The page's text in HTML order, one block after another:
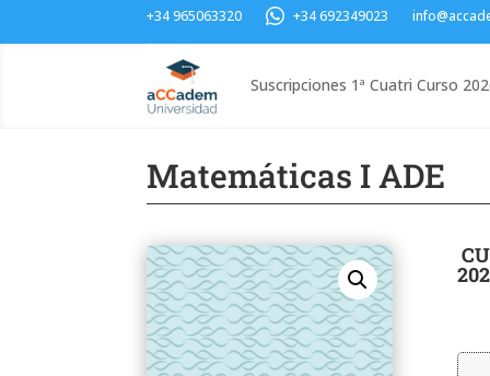
+34 965063320 +34 692349023
Suscripciones 1ª Cuatri Curso
Matemáticas I ADE